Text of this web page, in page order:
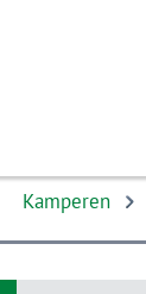
Kamperen